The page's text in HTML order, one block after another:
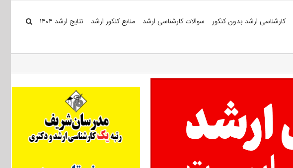
کارشناسی ارشد بدون کنکور سوالات کارشناسی ارشد منابع کنکور ارشد نتایج ارشد ۱۴۰۴